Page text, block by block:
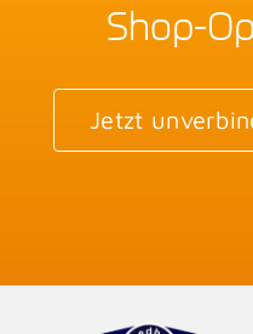
Shop-
Jetzt